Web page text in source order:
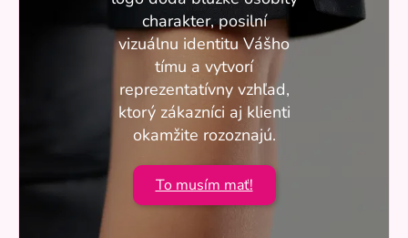
charakter, posilní
vizuálnu identitu Vášho
tímu a vytvorí
reprezentatívny vzhľad,
ktorý zákazníci aj klienti
okamžite rozoznajú.
To musím mať!